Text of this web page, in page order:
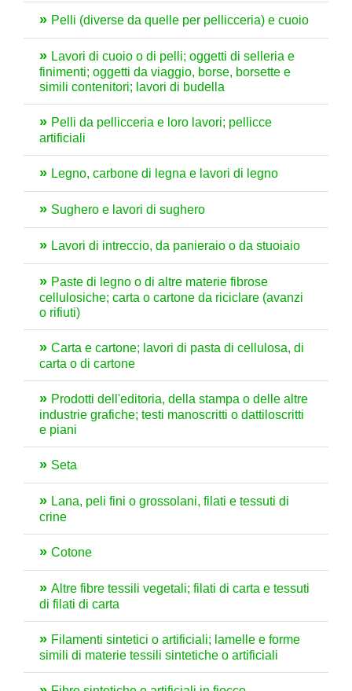
Pelli (diverse da quelle per pellicceria) e cuoio
Lavori di cuoio o di pelli; oggetti di selleria e
finimenti; oggetti da viaggio, borse, borsette e
simili contenitori; lavori di budella
Pelli da pellicceria e loro lavori; pellicce
artificiali
Legno, carbone di legna e lavori di legno
Sughero e lavori di sughero
Lavori di intreccio, da panieraio o da stuoiaio
Paste di legno o di altre materie fibrose
cellulosiche; carta o cartone da riciclare (avanzi
o rifiuti)
Carta e cartone; lavori di pasta di cellulosa, di
carta o di cartone
Prodotti dell'editoria, della stampa o delle altre
industrie grafiche; testi manoscritti o dattiloscritti
e piani
Seta
Lana, peli fini o grossolani, filati e tessuti di
crine
Cotone
Altre fibre tessili vegetali; filati di carta e tessuti
di filati di carta
Filamenti sintetici o artificiali; lamelle e forme
simili di materie tessili sintetiche o artificiali